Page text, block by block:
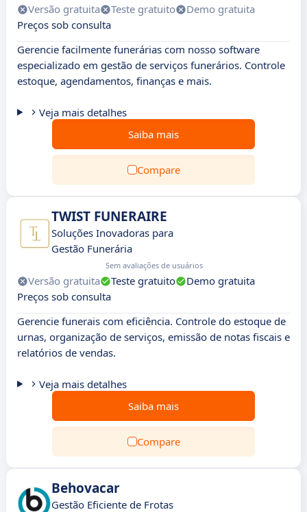
Versão gratuita Teste gratuito
Demo gratuita
Preços sob consulta
Gerencie facilmente funerárias com nosso software
especializado em gestão de serviços funerários. Controle
estoque, agendamentos, finanças e mais.
Veja mais detalhes
Saiba mais
Compare
TWIST FUNERAIRE
Soluções Inovadoras para
Gestão Funerária
Sem avaliações de usuários
Versão gratuita Teste gratuito
Demo gratuita
Preços sob consulta
Gerencie funerais com eficiência. Controle do estoque de
urnas, organização de serviços, emissão de notas fiscais e
relatórios de vendas.
Veja mais detalhes
Saiba mais
Compare
Behovacar
Gestão Eficiente de Frotas